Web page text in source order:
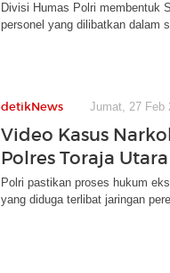
Divisi Humas Polri membentuk
personel yang dilibatkan dalam
detikNews Jumat, 27 Feb
Video Kasus
Polres Toraja
Polri pastikan proses hukum
yang diduga terlibat jaringan